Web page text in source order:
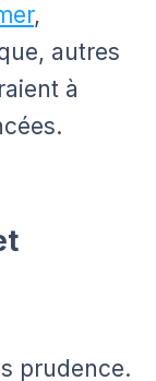
,
autres
à
prudence.